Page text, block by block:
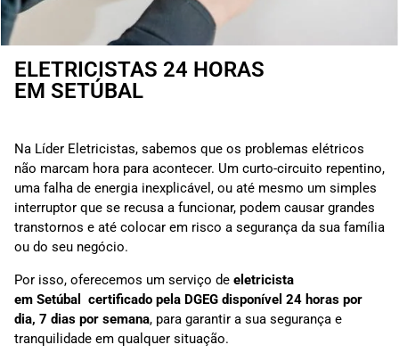
ELETRICISTAS 24 HORAS
EM SETÚBAL
Na Líder Eletricistas, sabemos que os problemas elétricos
não marcam hora para acontecer. Um curto-circuito repentino,
uma falha de energia inexplicável, ou até mesmo um simples
interruptor que se recusa a funcionar, podem causar grandes
transtornos e até colocar em risco a segurança da sua família
ou do seu negócio.
Por isso, oferecemos um serviço de eletricista
em Setúbal
certificado pela DGEG disponível 24 horas por
dia, 7 dias por semana, para garantir a sua segurança e
tranquilidade em qualquer situação.